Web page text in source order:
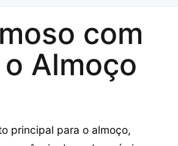
com
Almoço
principal para o almoço,